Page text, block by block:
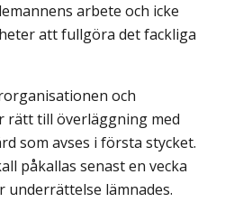
arbete och icke
att fullgöra det fackliga
och
rätt till överläggning med
som avses i första stycket.
påkallas senast en vecka
underrättelse lämnades.